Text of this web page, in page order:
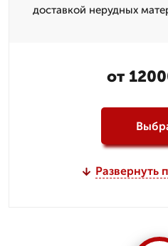
доставкой нерудных
от
Развернуть